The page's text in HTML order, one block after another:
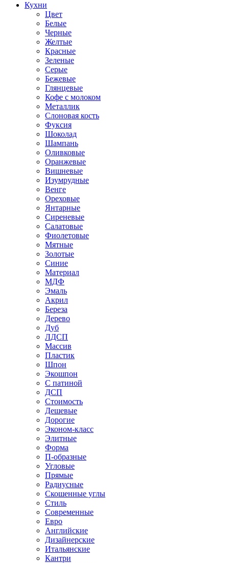
Кухни
Цвет
Белые
Черные
Желтые
Красные
Зеленые
Серые
Бежевые
Глянцевые
Кофе с молоком
Металлик
Слоновая кость
Фуксия
Шоколад
Шампань
Оливковые
Оранжевые
Вишневые
Изумрудные
Венге
Ореховые
Янтарные
Сиреневые
Салатовые
Фиолетовые
Мятные
Золотые
Синие
Материал
МДФ
Эмаль
Акрил
Береза
Дерево
Дуб
ЛДСП
Массив
Пластик
Шпон
Экошпон
С патиной
ДСП
Стоимость
Дешевые
Дорогие
Эконом-класс
Элитные
Форма
П-образные
Угловые
Прямые
Радиусные
Скошенные углы
Стиль
Современные
Евро
Английские
Дизайнерские
Итальянские
Кантри